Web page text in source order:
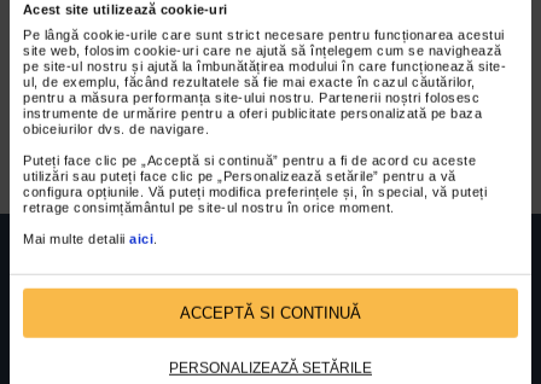
Acest site utilizează cookie-uri
Pe lângă cookie-urile care sunt strict necesare pentru funcționarea acestui
site web, folosim cookie-uri care ne ajută să înțelegem cum se navighează
pe site-ul nostru și ajută la îmbunătățirea modului în care funcționează site-
ul, de exemplu, făcând rezultatele să fie mai exacte în cazul căutărilor,
pentru a măsura performanța site-ului nostru. Partenerii noștri folosesc
instrumente de urmărire pentru a oferi publicitate personalizată pe baza
obiceiurilor dvs. de navigare.
Puteți face clic pe „Acceptă si continuă” pentru a fi de acord cu aceste
utilizări sau puteți face clic pe „Personalizează setările” pentru a vă
configura opțiunile. Vă puteți modifica preferințele și, în special, vă puteți
retrage consimțământul pe site-ul nostru în orice moment.
Mai multe detalii aici
ACCEPTĂ SI CONTINUĂ
PERSONALIZEAZĂ SETĂRILE
Irina Cristescu – Puterea
solitudinii
FUNDATIA FILDAS ARTNr inreg registrul special: 4 PJ/ 29.01.2013
Sediu social: Str. Delfinului, Nr. 6, parter Bl. 42,
Sc. 4, Ap. 197, Sector 2